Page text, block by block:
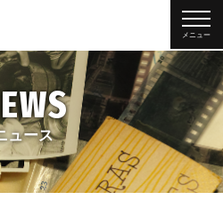
メニュー
ュース